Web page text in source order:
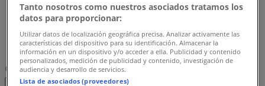
Fredag
09:00 - 17:00
Lördag
09:00 - 17:00
Karta
046-184100
Tanto nosotros como nuestros asociados tratamos los
datos para proporcionar:
Utilizar datos de localización geográfica precisa. Analizar activamente las
características del dispositivo para su identificación. Almacenar la
información en un dispositivo y/o acceder a ella. Publicidad y contenido
personalizados, medición de publicidad y contenido, investigación de
audiencia y desarrollo de servicios.
Lista de asociados (proveedores)